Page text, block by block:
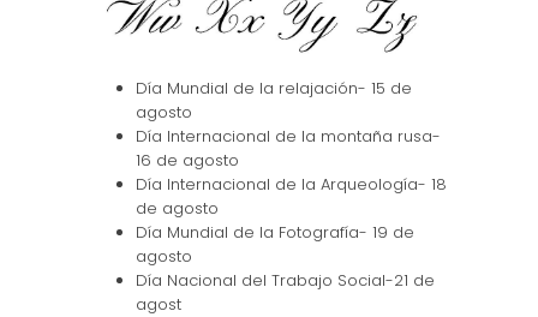
Día Mundial de la relajación- 15 de
agosto
Día Internacional de la montaña rusa-
16 de agosto
Día Internacional de la Arqueología- 18
de agosto
Día Mundial de la Fotografía- 19 de
agosto
Día Nacional del Trabajo Social-21 de
agost